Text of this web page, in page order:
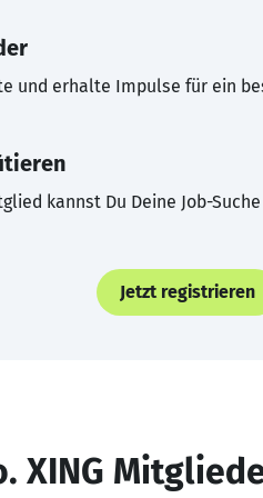
und erhalte Impulse für ein
kannst Du Deine Job-
Jetzt registrieren
XING